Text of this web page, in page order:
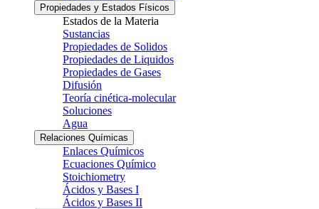
Propiedades y Estados Físicos
Estados de la Materia
Sustancias
Propiedades de Solidos
Propiedades de Liquidos
Propiedades de Gases
Difusión
Teoría cinética-molecular
Soluciones
Agua
Relaciones Químicas
Enlaces Químicos
Ecuaciones Químico
Stoichiometry
Ácidos y Bases I
Ácidos y Bases II